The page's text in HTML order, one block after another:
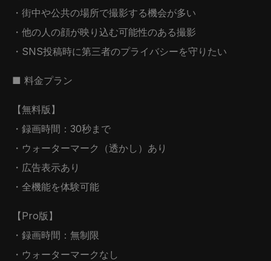
・街中や公共の場所で撮影する機会が多い
・他の人の顔が映り込む可能性のある撮影
・SNS投稿時に第三者のプライバシーを守りたい
■ 料金プラン
【無料版】
・録画時間：30秒まで
・ウォーターマーク（透かし）あり
・広告表示あり
・全機能を体験可能
【Pro版】
・録画時間：無制限
・ウォーターマークなし